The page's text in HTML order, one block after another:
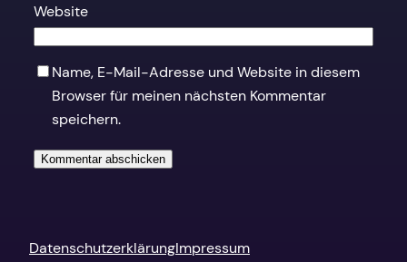
Website
Name, E-Mail-Adresse und Website in diesem
Browser für meinen nächsten Kommentar
speichern.
DatenschutzerklärungImpressum